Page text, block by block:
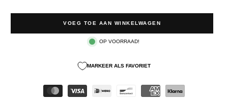
VOEG TOE AAN WINKELWAGEN
OP VOORRAAD!
MARKEER ALS FAVORIET